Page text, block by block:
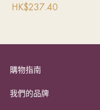
HK$237.40
購物指南
我們的品牌